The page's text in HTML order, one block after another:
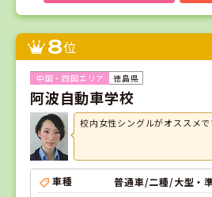
8位
徳島県
阿波自動車学校
校内女性シングルがオススメで
車種
普通車/二種/大型・